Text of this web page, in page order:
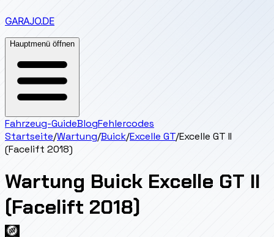
GARAJO.DE
Hauptmenü öffnen
Fahrzeug-GuideBlogFehlercodes
Startseite/Wartung/Buick/Excelle GT/Excelle GT II
(Facelift 2018)
Wartung Buick Excelle GT II
(Facelift 2018)